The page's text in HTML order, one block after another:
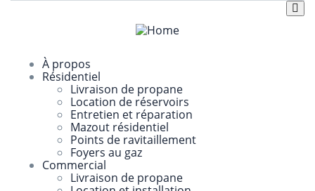
À propos
Résidentiel
Livraison de propane
Location de réservoirs
Entretien et réparation
Mazout résidentiel
Points de ravitaillement
Foyers au gaz
Commercial
Livraison de propane